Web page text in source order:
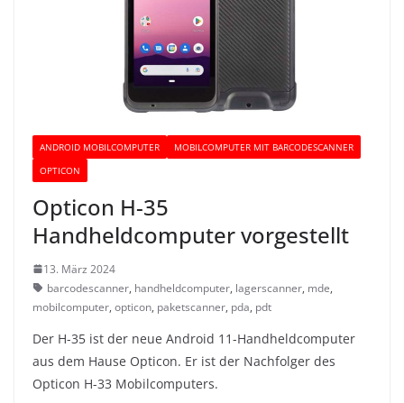
ANDROID MOBILCOMPUTER
MOBILCOMPUTER MIT BARCODESCANNER
OPTICON
Opticon H-35
Handheldcomputer vorgestellt
13. März 2024
barcodescanner, handheldcomputer, lagerscanner, mde,
mobilcomputer, opticon, paketscanner, pda, pdt
Der H-35 ist der neue Android 11-Handheldcomputer
aus dem Hause Opticon. Er ist der Nachfolger des
Opticon H-33 Mobilcomputers.